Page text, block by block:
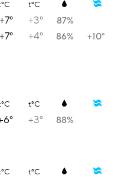
t°C
+7° +3° 87%
+7° +4° 86% +10°
t°C
+3° 88%
t°C